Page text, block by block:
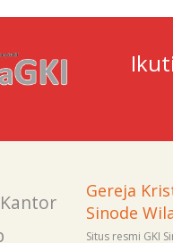
Gereja
Sinode
Situs resmi GKI